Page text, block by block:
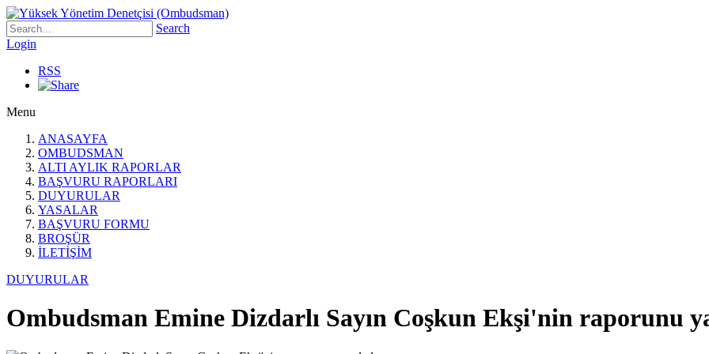
Search
Login
RSS
Menu
ANASAYFA
OMBUDSMAN
ALTI AYLIK RAPORLAR
BAŞVURU RAPORLARI
DUYURULAR
YASALAR
BAŞVURU FORMU
BROŞÜR
İLETİŞİM
DUYURULAR
Ombudsman Emine Dizdarlı Sayın Coşkun Ekşi'nin raporunu